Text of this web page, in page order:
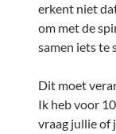
erkent niet
om met de
samen iets te
Dit moet
Ik heb voor
vraag jullie of